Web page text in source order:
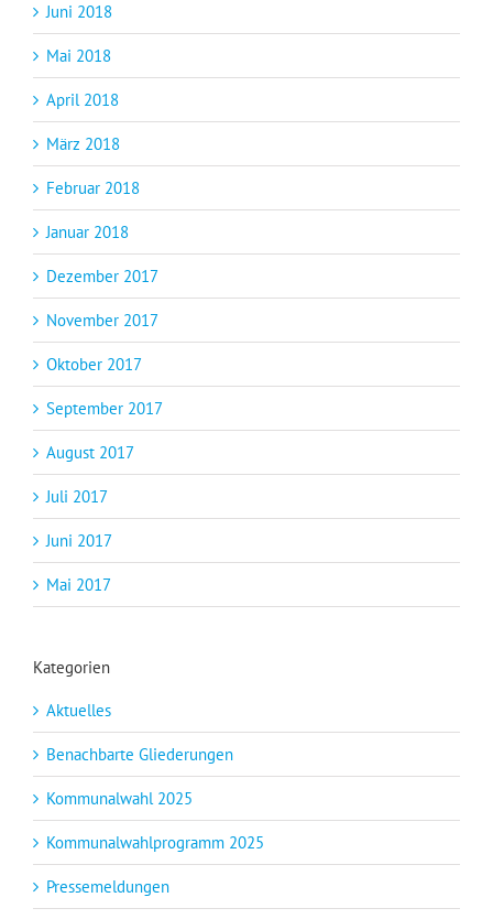
Juni 2018
Mai 2018
April 2018
März 2018
Februar 2018
Januar 2018
Dezember 2017
November 2017
Oktober 2017
September 2017
August 2017
Juli 2017
Juni 2017
Mai 2017
Kategorien
Aktuelles
Benachbarte Gliederungen
Kommunalwahl 2025
Kommunalwahlprogramm 2025
Pressemeldungen